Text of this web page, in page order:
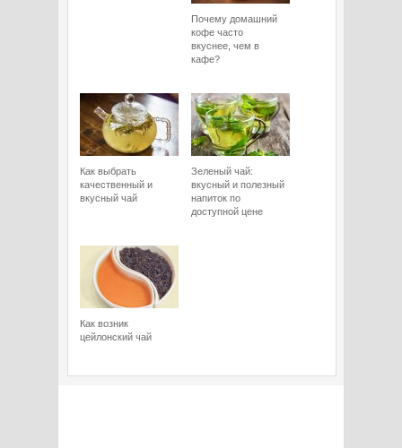
Почему домашний
кофе часто
вкуснее, чем в
кафе?
Как выбрать
качественный и
вкусный чай
Зеленый чай:
вкусный и полезный
напиток по
доступной цене
Как возник
цейлонский чай